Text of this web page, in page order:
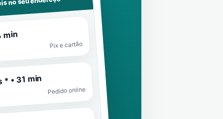
min
Pix e cartão
• 31 min
Pedido online